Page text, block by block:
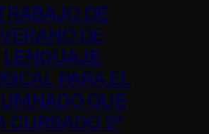
DE
DE
LENGUAJE
PARA EL
QUE
CURSADO 2º